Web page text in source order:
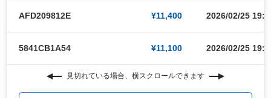
AFD209812E ¥11,400 2026/02/25
5841CB1A54 ¥11,100 2026/02/25
見切れている場合、横スクロールできます